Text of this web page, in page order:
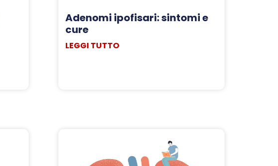
Adenomi ipofisari: sintomi e
cure
LEGGI TUTTO